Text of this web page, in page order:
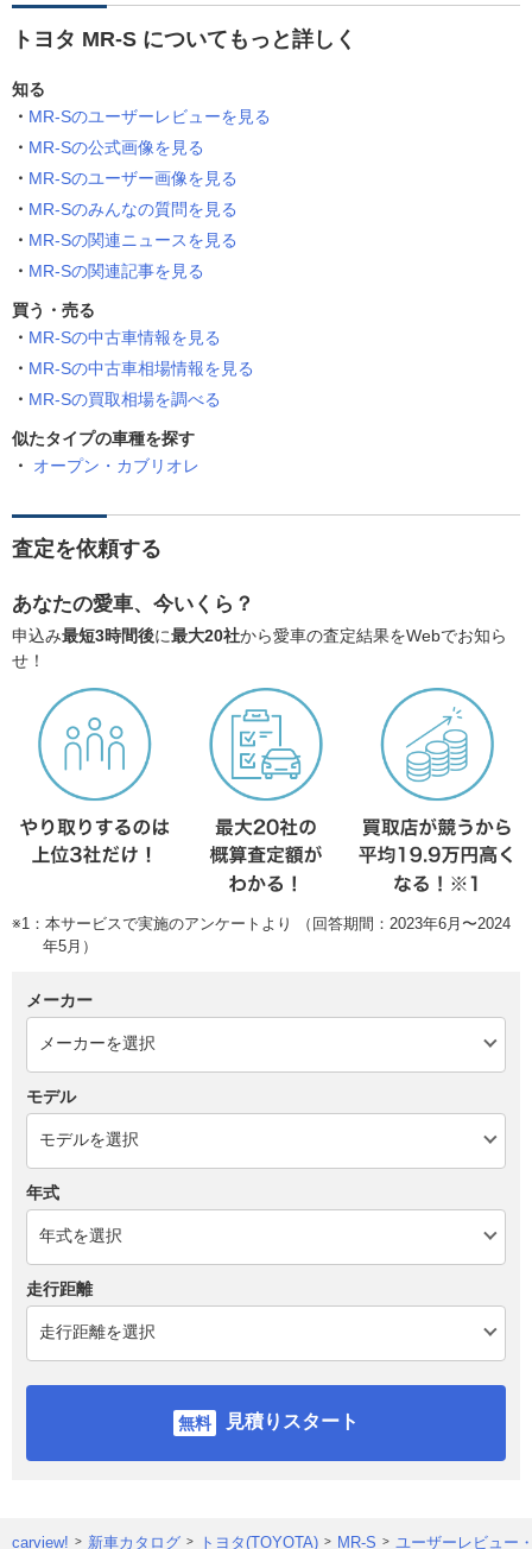
トヨタ MR-S についてもっと詳しく
知る
MR-Sのユーザーレビューを見る
MR-Sの公式画像を見る
MR-Sのユーザー画像を見る
MR-Sのみんなの質問を見る
MR-Sの関連ニュースを見る
MR-Sの関連記事を見る
買う・売る
MR-Sの中古車情報を見る
MR-Sの中古車相場情報を見る
MR-Sの買取相場を調べる
似たタイプの車種を探す
オープン・カブリオレ
査定を依頼する
あなたの愛車、今いくら？
申込み最短3時間後に最大20社から愛車の査定結果をWebでお知ら
せ！
※1：本サービスで実施のアンケートより （回答期間：2023年6月〜2024
年5月）
メーカー
モデル
年式
走行距離
見積りスタート
carview! 新車カタログ トヨタ(TOYOTA) MR-S ユーザーレビュー